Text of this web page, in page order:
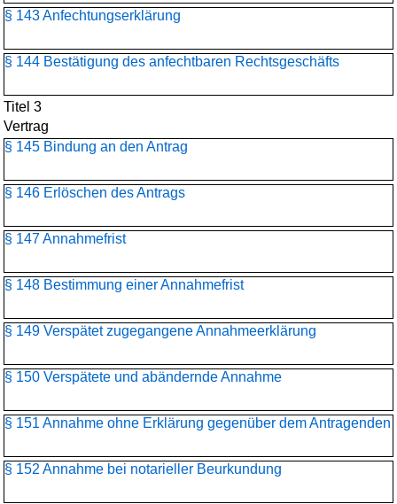
§ 143 Anfechtungserklärung
§ 144 Bestätigung des anfechtbaren Rechtsgeschäfts
Titel 3
Vertrag
§ 145 Bindung an den Antrag
§ 146 Erlöschen des Antrags
§ 147 Annahmefrist
§ 148 Bestimmung einer Annahmefrist
§ 149 Verspätet zugegangene Annahmeerklärung
§ 150 Verspätete und abändernde Annahme
§ 151 Annahme ohne Erklärung gegenüber dem Antragenden
§ 152 Annahme bei notarieller Beurkundung